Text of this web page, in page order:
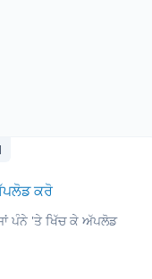
ਕਰੋ
ਪੰਨੇ 'ਤੇ ਖਿੱਚ ਕੇ ਅੱਪਲੋਡ